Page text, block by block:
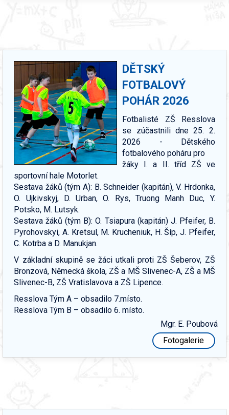
DĚTSKÝ
FOTBALOVÝ
POHÁR 2026
Fotbalisté ZŠ Resslova
se zúčastnili dne 25. 2.
2026 - Dětského
fotbalového poháru pro
žáky I. a II. tříd ZŠ ve
sportovní hale Motorlet.
Sestava žáků (tým A): B. Schneider (kapitán), V. Hrdonka,
O. Ujkivskyj, D. Urban, O. Rys, Truong Manh Duc, Y.
Potsko, M. Lutsyk.
Sestava žáků (tým B): O. Tsiapura (kapitán) J. Pfeifer, B.
Pyrohovskyi, A. Kretsul, M. Krucheniuk, H. Šíp, J. Pfeifer,
C. Kotrba a D. Manukjan.
V základní skupině se žáci utkali proti ZŠ Šeberov, ZŠ
Bronzová, Německá škola, ZŠ a MŠ Slivenec-A, ZŠ a MŠ
Slivenec-B, ZŠ Vratislavova a ZŠ Lipence.
Resslova Tým A – obsadilo 7.místo.
Resslova Tým B – obsadilo 6. místo.
Mgr. E. Poubová
Fotogalerie